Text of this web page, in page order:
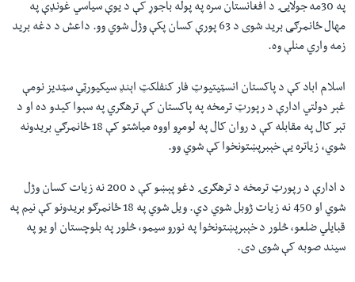
په 30مه جولايۍ د افغانستان سره په پوله باجوړ کې د يوې سياسي غونډې په
مهال ځانمرګی بريد شوی د 63 پورې کسان پکې وژل شوي وو. داعش د دغه بريد
زمه واري منلې وه.
اسلام اباد کې د پاکستان انسټيتیوټ فار کنفلکټ اېنډ سیکيورټي سټدیز نومې
غېر دولتي ادارې د رپورټ ترمخه په پاکستان کې ترهګري په سېوا کیدو ده او د
تېر کال په مقابله کې د روان کال په لومړو اووه مياشتو کې 18 ځانمرګي بريدونه
شوي، زياتره یې خېبرپښتونخوا کې شوي وو.
د ادارې د رپورټ ترمخه د ترهګرۍ دغو پېښو کې د 200 نه زیات کسان وژل
شوي او 450 نه زیات ژوبل شوي دي. ويل شوي په 18 ځانمرګو بريدونو کې نیم په
قبایلي ضلعو، څلور د خېبرپښتونخوا په نورو سيمو، څلور په بلوچستان او يو په
سيند صوبه کې شوی دی.